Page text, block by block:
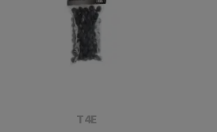
T4E